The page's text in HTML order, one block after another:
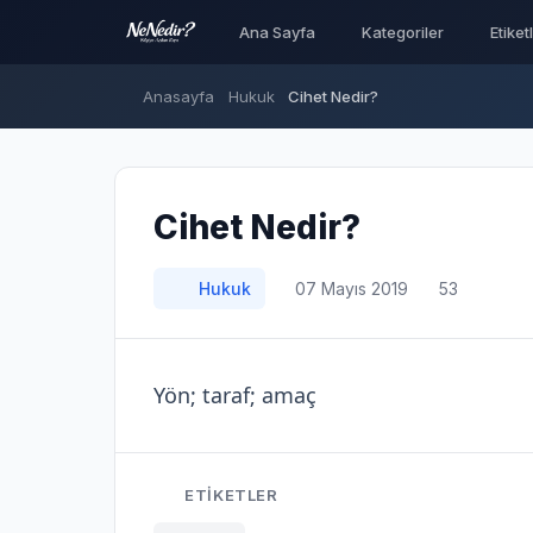
Ana Sayfa Kategoriler
Anasayfa Hukuk Cihet Nedir?
Cihet Nedir?
Hukuk 07 Mayıs 2019 53
Yön; taraf; amaç
ETIKETLER